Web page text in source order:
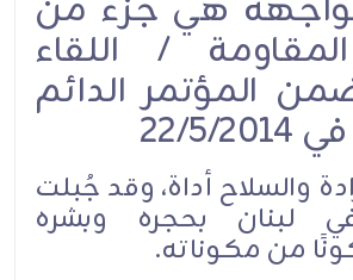
/ اللقاء
المؤتمر الدائم
والسلاح أداة، وقد جُبلت
لبنان بحجره وبشره
من مكوناته.